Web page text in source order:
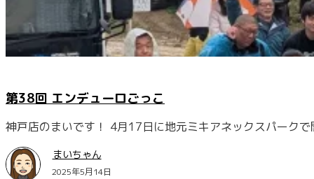
第38回 エンデューロごっこ
神戸店のまいです！ 4月17日に地元ミキアネックスパーク
まいちゃん
2025年5月14日